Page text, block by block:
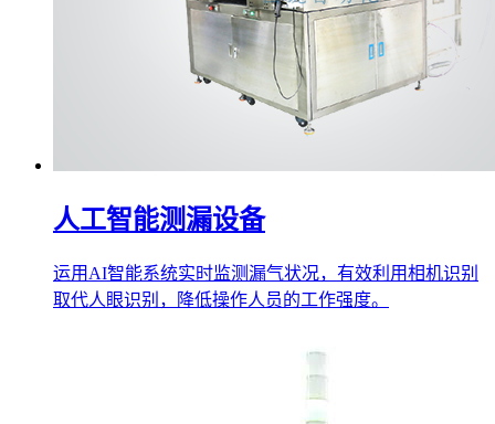
人工智能测漏设备
运用AI智能系统实时监测漏气状况，有效利用相机识别
取代人眼识别，降低操作人员的工作强度。